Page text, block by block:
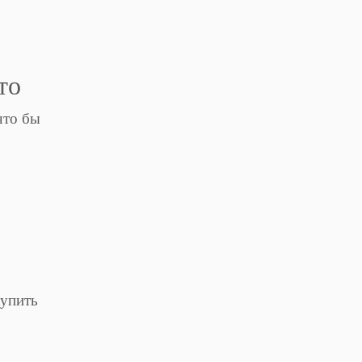
бы